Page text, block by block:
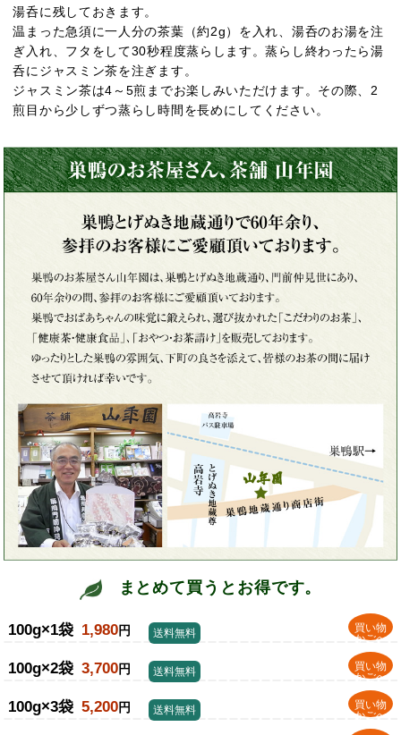
湯呑に残しておきます。
温まった急須に一人分の茶葉（約2g）を入れ、湯呑のお湯を注
ぎ入れ、フタをして30秒程度蒸らします。蒸らし終わったら湯
呑にジャスミン茶を注ぎます。
ジャスミン茶は4～5煎までお楽しみいただけます。その際、2
煎目から少しずつ蒸らし時間を長めにしてください。
まとめて買うとお得です。
100g×1袋 1,980円
買い物
かごへ
送料無料
100g×2袋 3,700円
買い物
かごへ
送料無料
100g×3袋 5,200円
買い物
かごへ
送料無料